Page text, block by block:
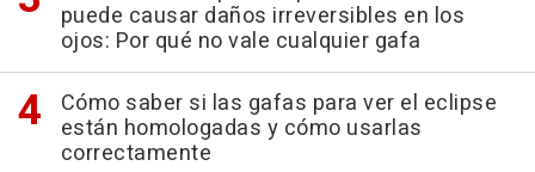
puede causar daños irreversibles en los
ojos: Por qué no vale cualquier gafa
Cómo saber si las gafas para ver el eclipse
están homologadas y cómo usarlas
correctamente